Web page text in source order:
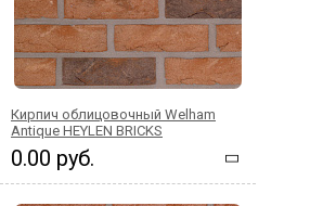
Кирпич облицовочный Welham
Antique HEYLEN BRICKS
0.00 руб.